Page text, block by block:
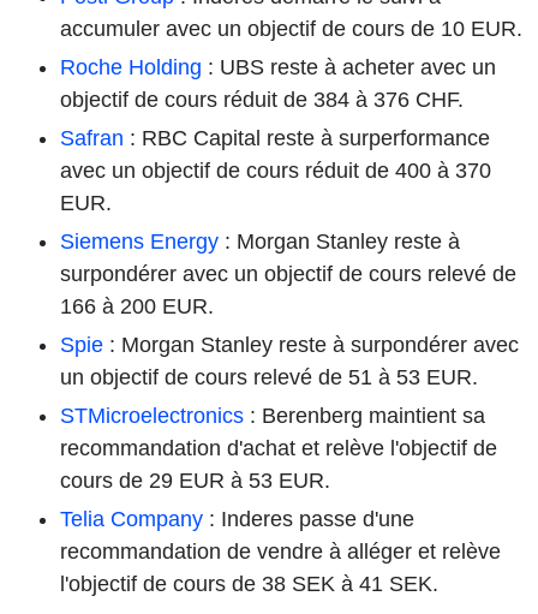
accumuler avec un objectif de cours de 10 EUR.
Roche Holding : UBS reste à acheter avec un
objectif de cours réduit de 384 à 376 CHF.
Safran : RBC Capital reste à surperformance
avec un objectif de cours réduit de 400 à 370
EUR.
Siemens Energy : Morgan Stanley reste à
surpondérer avec un objectif de cours relevé de
166 à 200 EUR.
Spie : Morgan Stanley reste à surpondérer avec
un objectif de cours relevé de 51 à 53 EUR.
STMicroelectronics : Berenberg maintient sa
recommandation d'achat et relève l'objectif de
cours de 29 EUR à 53 EUR.
Telia Company : Inderes passe d'une
recommandation de vendre à alléger et relève
l'objectif de cours de 38 SEK à 41 SEK.